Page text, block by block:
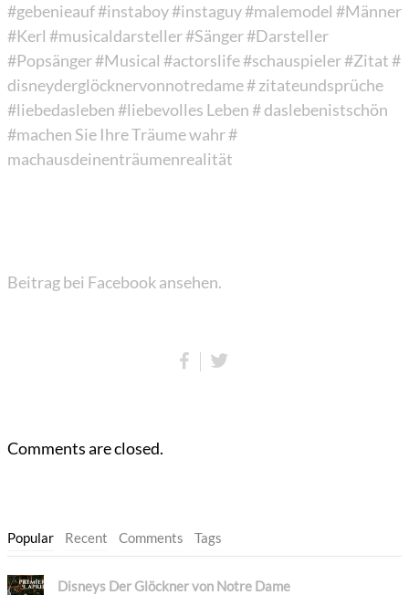
#gebenieauf#instaboy#instaguy#malemodel #Männer
#Kerl #musicaldarsteller#Sänger#Darsteller
#Popsänger#Musical #actorslife#schauspieler#Zitat#
disneyderglöcknervonnotredame# zitateundsprüche
#liebedasleben#liebevolles Leben# daslebenistschön
#machen Sie Ihre Träume wahr#
machausdeinenträumenrealität
Beitrag bei Facebook ansehen.
Comments are closed.
Popular Recent Comments Tags
Disneys Der Glöckner von Notre Dame